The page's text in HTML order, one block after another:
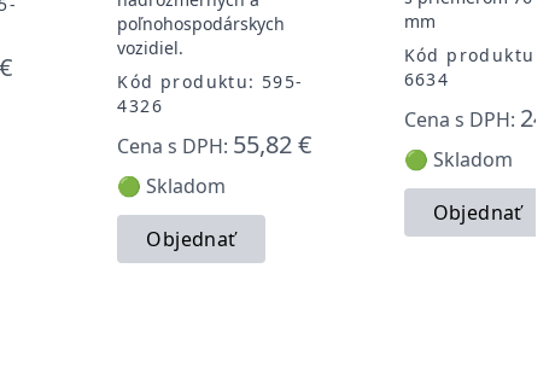
poľnohospodárskych
vozidiel.
Kód produktu: 595-
4326
Cena s DPH: 55,82 €
🟢 Skladom
Objednať
mm
Kód produktu:
6634
Cena s DPH:
🟢 Skladom
Objednať